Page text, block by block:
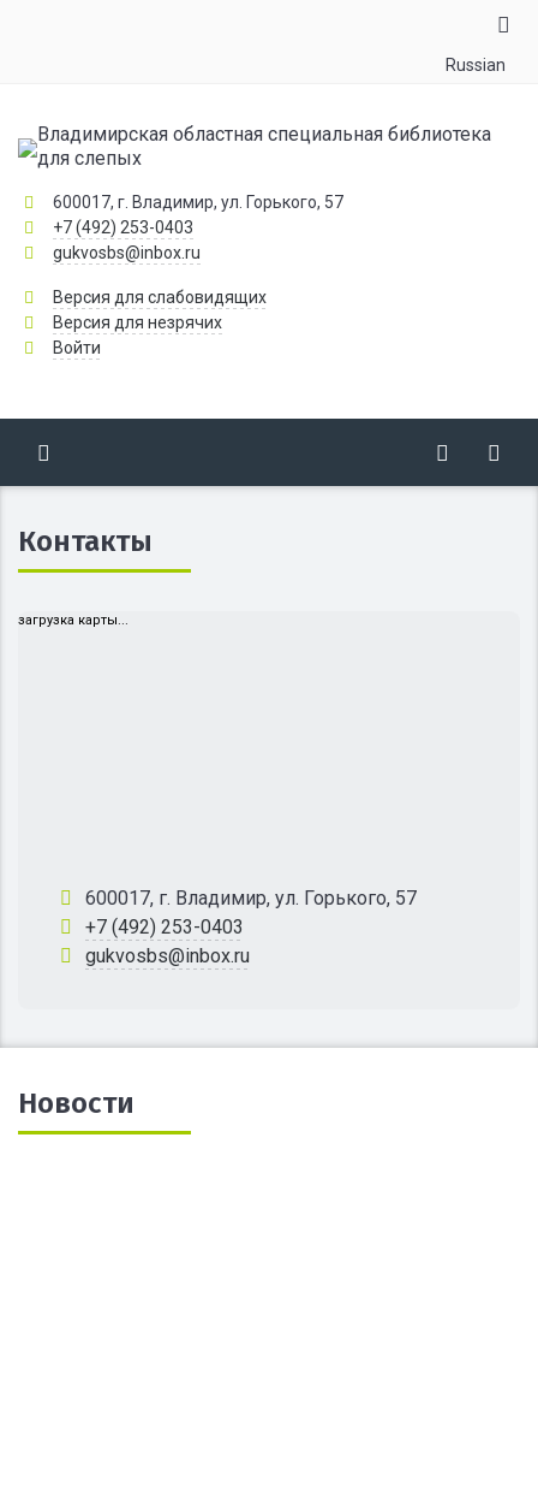
Russian
Владимирская областная специальная библиотека
для слепых
600017, г. Владимир, ул. Горького, 57
+7 (492) 253-0403
gukvosbs@inbox.ru
Версия для слабовидящих
Версия для незрячих
Войти
Контакты
загрузка карты...
600017, г. Владимир, ул. Горького, 57
+7 (492) 253-0403
gukvosbs@inbox.ru
Новости